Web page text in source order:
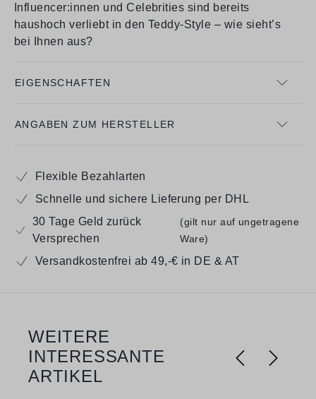
Influencer:innen und Celebrities sind bereits
haushoch verliebt in den Teddy-Style – wie sieht’s
bei Ihnen aus?
EIGENSCHAFTEN
ANGABEN ZUM HERSTELLER
Flexible Bezahlarten
Schnelle und sichere Lieferung per DHL
30 Tage Geld zurück
Versprechen
(gilt nur auf ungetragene
Ware)
Versandkostenfrei ab 49,-€ in DE & AT
Produktgalerie überspringen
WEITERE
INTERESSANTE
ARTIKEL